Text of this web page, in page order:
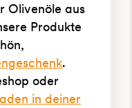
Olivenöle aus
Produkte
.
oder
in deiner